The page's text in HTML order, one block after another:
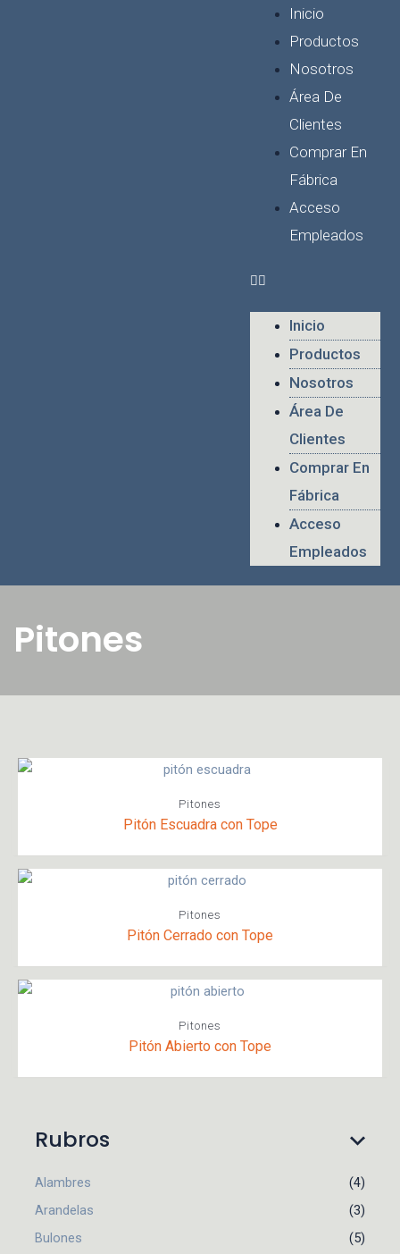
Inicio
Productos
Nosotros
Área De
Clientes
Comprar En
Fábrica
Acceso
Empleados
Menu
Inicio
Productos
Nosotros
Área De
Clientes
Comprar En
Fábrica
Acceso
Empleados
Pitones
Rubros
Alambres
(4)
Arandelas
(3)
Bulones
(5)
Pitones
Pitón Escuadra con Tope
Pitones
Pitón Cerrado con Tope
Pitones
Pitón Abierto con Tope